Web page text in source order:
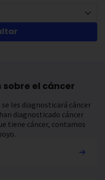
el cáncer
se les diagnosticará cáncer
diagnosticado cáncer
tiene cáncer, contamos